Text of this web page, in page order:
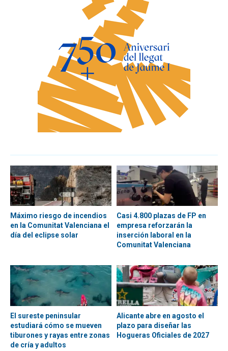
Máximo riesgo de incendios
en la Comunitat Valenciana el
día del eclipse solar
Casi 4.800 plazas de FP en
empresa reforzarán la
inserción laboral en la
Comunitat Valenciana
El sureste peninsular
estudiará cómo se mueven
tiburones y rayas entre zonas
de cría y adultos
Alicante abre en agosto el
plazo para diseñar las
Hogueras Oficiales de 2027